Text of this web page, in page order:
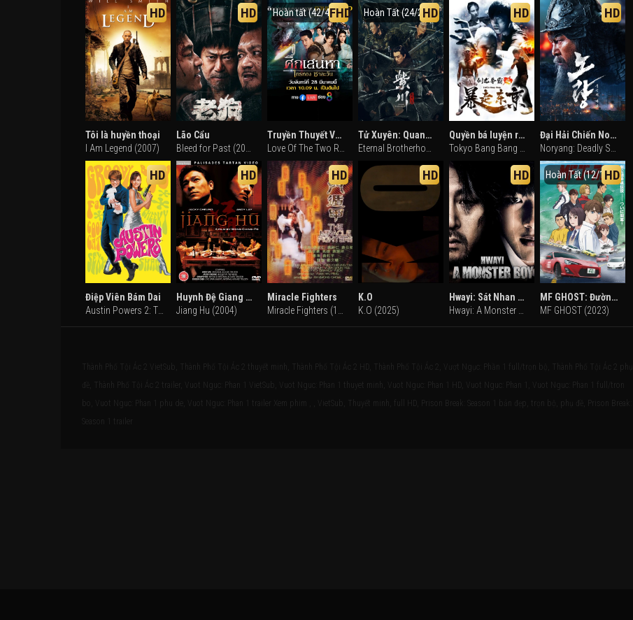
HD
Tôi là huyền thoại
I Am Legend (2007)
HD
Lão Cẩu
Hoàn tất (42/42)FHD
Truyền Thuyết Về Tình Yêu
Hoàn Tất (24/24)HD
Tử Xuyên: Quang Minh Tam Kiệt
HD
Quyền bá luyện rồng chi Bạo tẩu Đông Kinh
HD
Đại Hải Chiến Noryang: Biển Chết
HD
Điệp Viên Bám Dai
HD
Huynh Đệ Giang Hồ
Jiang Hu (2004)
HD
Miracle Fighters
HD
K.O
K.O (2025)
HD
Hwayi: Sát Nhan Trang
Hoàn Tất (12/12)HD
MF GHOST: Đường Đua Khốc Liệt
MF GHOST (2023)
Thành Phố Tội Ác 2 VietSub, Thành Phố Tội Ác 2 thuyết minh, Thành Phố Tội Ác 2 HD, Thành Phố Tội Ác 2, Vượt Ngục: Phần 1 full/trọn bộ, Thành Phố Tội Ác 2 phụ
đề, Thành Phố Tội Ác 2 trailer, Vuot Nguc: Phan 1 VietSub, Vuot Nguc: Phan 1 thuyet minh, Vuot Nguc: Phan 1 HD, Vuot Nguc: Phan 1, Vuot Nguc: Phan 1 full/tron
bo, Vuot Nguc: Phan 1 phu de, Vuot Nguc: Phan 1 trailer Xem phim , , VietSub, Thuyết minh, full HD, Prison Break: Season 1 bản đẹp, trọn bộ, phụ đề, Prison Break:
Season 1 trailer